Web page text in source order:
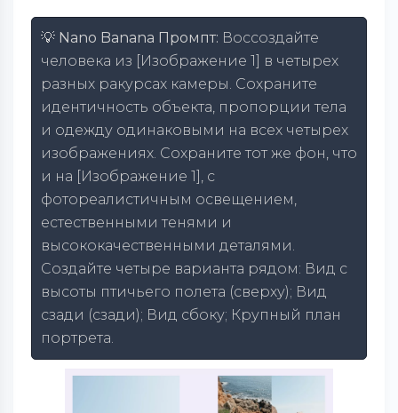
💡 Nano Banana Промпт: Воссоздайте
человека из [Изображение 1] в четырех
разных ракурсах камеры. Сохраните
идентичность объекта, пропорции тела
и одежду одинаковыми на всех четырех
изображениях. Сохраните тот же фон, что
и на [Изображение 1], с
фотореалистичным освещением,
естественными тенями и
высококачественными деталями.
Создайте четыре варианта рядом: Вид с
высоты птичьего полета (сверху); Вид
сзади (сзади); Вид сбоку; Крупный план
портрета.